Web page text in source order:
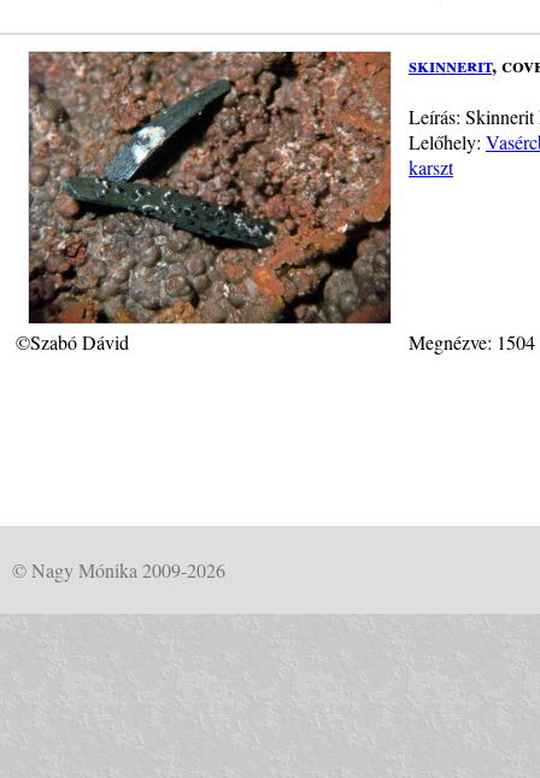
skinnerit,
Leírás: Skinnerit
Lelőhely:
karszt
©Szabó Dávid Megnézve:
© Nagy Mónika 2009-2026